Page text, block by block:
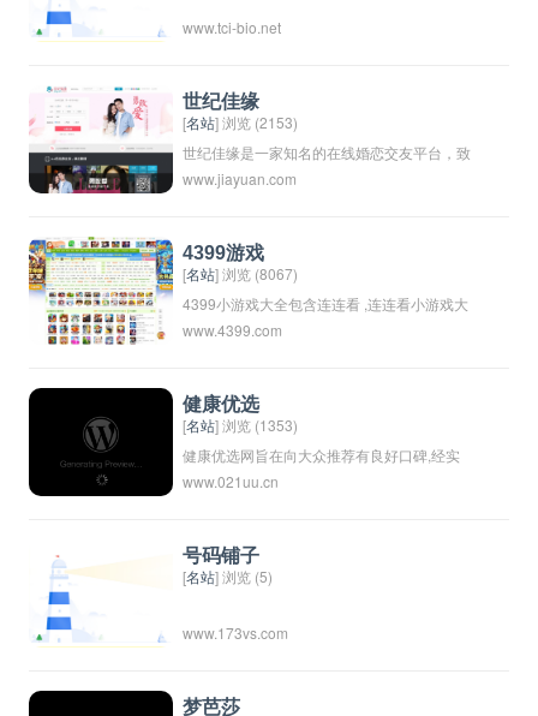
www.tci-bio.net
世纪佳缘
[名站] 浏览 (2153)
世纪佳缘是一家知名的在线婚恋交友平台，致
力于帮助单身男女寻找到合适的另一半。用户
发送消息和进行在线互动等功能，来寻找自己
心仪的对象。世纪佳缘以其严格的实名认证和
良好的用户体验而闻名，已经帮助无数人找到
了幸福的另一半。
www.jiayuan.com
4399游戏
[名站] 浏览 (8067)
4399小游戏大全包含连连看 ,连连看小游戏大
全,双人小游戏大全,H5在线小游戏,4399洛克
岛,4399弹弹堂,4399单人小游戏,奥比岛小游
戏,造梦西游online,造梦无双等最新小游戏。
www.4399.com
健康优选
[名站] 浏览 (1353)
健康优选网旨在向大众推荐有良好口碑,经实
践验证,环保,安全,有品位,上档次,品质过硬,性
群量身定制.大众优选,至优之选
www.021uu.cn
号码铺子
[名站] 浏览 (5)
www.173vs.com
梦芭莎